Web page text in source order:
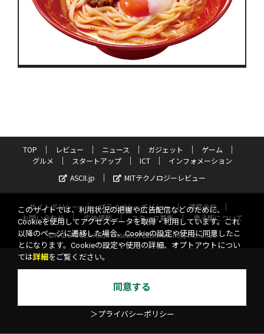
TOP レビュー ニュース ガジェット
ゲーム
グルメ
スタートアップ ICT
インフォメーション
ASCII.jp
MITテクノロジーレビュー
サイトポリシー プライバシーポリシー
運営会社
お問い合わせ
広告掲載 スタッフ募集
電子版について
©KADOKAWA ASCII Research Laboratories, Inc. 2026
このサイトでは、利用状況の把握や広告配信などのために、
Cookieを使用してアクセスデータを取得・利用しています。これ
以降のページに遷移した場合、Cookieの設定や使用に同意したこ
とになります。Cookieの設定や使用の詳細、オプトアウトについ
ては詳細 をご覧ください。
同意する
＞プライバシーポリシー